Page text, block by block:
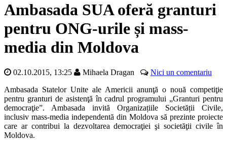
Ambasada SUA oferă granturi
pentru ONG-urile și mass-
media din Moldova
02.10.2015, 13:25 Mihaela Dragan
Nici un comentariu
Ambasada Statelor Unite ale Americii anunţă o nouă competiţie
pentru granturi de asistenţă în cadrul programului „Granturi pentru
democraţie”. Ambasada invită Organizațiile Societății Civile,
inclusiv mass-media independentă din Moldova să prezinte proiecte
care ar contribui la dezvoltarea democraţiei şi societăţii civile în
Moldova.